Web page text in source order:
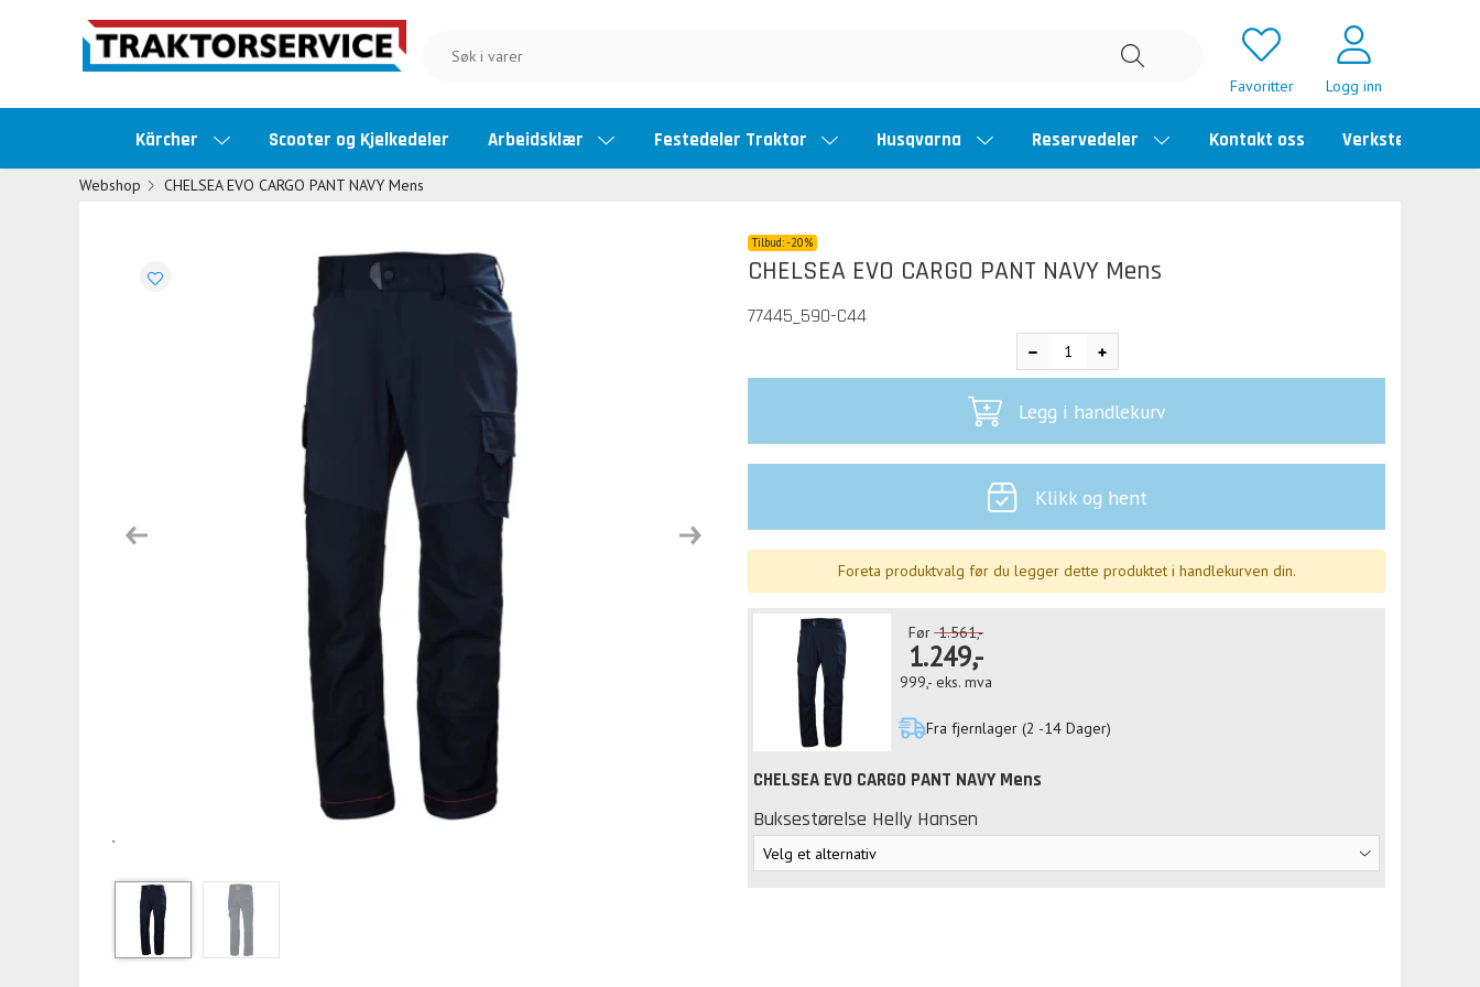
Favoritter Logg inn
Kärcher Scooter og Kjelkedeler Arbeidsklær Festedeler Traktor Husqvarna Reservedeler Kontakt oss Verkstedtime
Webshop CHELSEA EVO CARGO PANT NAVY Mens
Previous Next
`
Tilbud:-20%
CHELSEA EVO CARGO PANT NAVY Mens
77445_590-C44
Legg i handlekurv
Klikk og hent
Foreta produktvalg før du legger dette produktet i handlekurven din.
Før 1.561,-
1.249,-
999,- eks. mva
Fra fjernlager (2 -14 Dager)
CHELSEA EVO CARGO PANT NAVY Mens
Buksestørelse Helly Hansen